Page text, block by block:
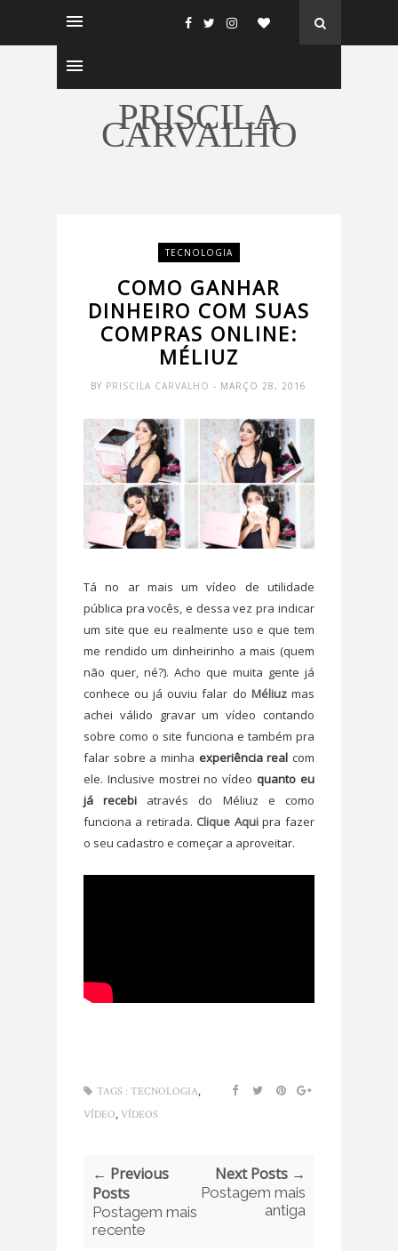
PRISCILA
CARVALHO
TECNOLOGIA
COMO GANHAR
DINHEIRO COM SUAS
COMPRAS ONLINE:
MÉLIUZ
BY PRISCILA CARVALHO- MARÇO 28, 2016
Tá no ar mais um vídeo de utilidade
pública pra vocês, e dessa vez pra indicar
um site que eu realmente uso e que tem
me rendido um dinheirinho a mais (quem
não quer, né?). Acho que muita gente já
conhece ou já ouviu falar do Méliuzmas
achei válido gravar um vídeo contando
sobre como o site funciona e também pra
falar sobre a minha experiência real com
ele. Inclusive mostrei no vídeo quanto eu
já recebi através do Méliuz e como
funciona a retirada. Clique Aquipra fazer
o seu cadastro e começar a aproveitar.
TAGS : TECNOLOGIA,
VÍDEO, VÍDEOS
← Previous
Posts
Postagem mais
recente
Next Posts →
Postagem mais
antiga